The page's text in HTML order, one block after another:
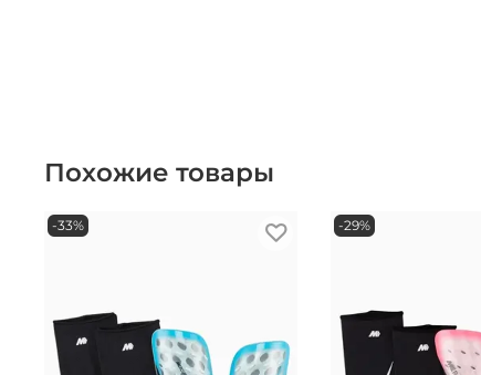
Похожие товары
-33% -29%